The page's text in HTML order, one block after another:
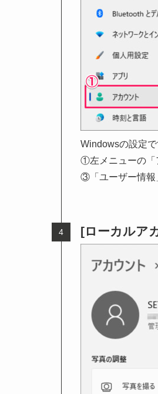
Windowsの設定で
①左メニューの「
③「ユーザー情報
[ローカルア